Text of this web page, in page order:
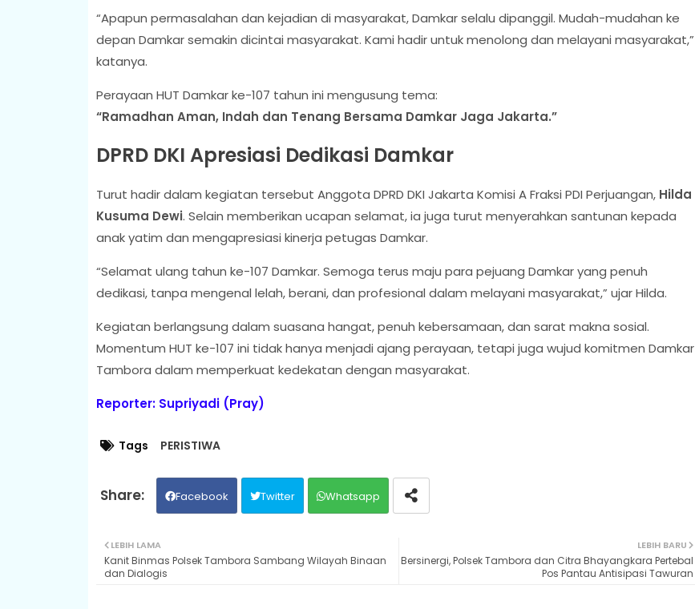
“Apapun permasalahan dan kejadian di masyarakat, Damkar selalu dipanggil. Mudah-mudahan ke
depan Damkar semakin dicintai masyarakat. Kami hadir untuk menolong dan melayani masyarakat,”
katanya.
Perayaan HUT Damkar ke-107 tahun ini mengusung tema:
“Ramadhan Aman, Indah dan Tenang Bersama Damkar Jaga Jakarta.”
DPRD DKI Apresiasi Dedikasi Damkar
Turut hadir dalam kegiatan tersebut Anggota DPRD DKI Jakarta Komisi A Fraksi PDI Perjuangan, Hilda
Kusuma Dewi. Selain memberikan ucapan selamat, ia juga turut menyerahkan santunan kepada
anak yatim dan mengapresiasi kinerja petugas Damkar.
“Selamat ulang tahun ke-107 Damkar. Semoga terus maju para pejuang Damkar yang penuh
dedikasi, tanpa mengenal lelah, berani, dan profesional dalam melayani masyarakat,” ujar Hilda.
Kegiatan berlangsung dalam suasana hangat, penuh kebersamaan, dan sarat makna sosial.
Momentum HUT ke-107 ini tidak hanya menjadi ajang perayaan, tetapi juga wujud komitmen Damkar
Tambora dalam memperkuat kedekatan dengan masyarakat.
Reporter: Supriyadi (Pray)
Tags PERISTIWA
Facebook Twitter Whatsapp
LEBIH BARU
Bersinergi, Polsek Tambora dan Citra Bhayangkara Pertebal
Pos Pantau Antisipasi Tawuran
LEBIH LAMA
Kanit Binmas Polsek Tambora Sambang Wilayah Binaan
dan Dialogis